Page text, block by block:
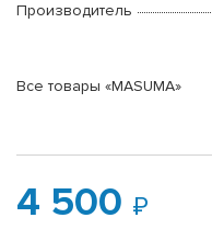
Производитель
Все товары «MASUMA»
4 500